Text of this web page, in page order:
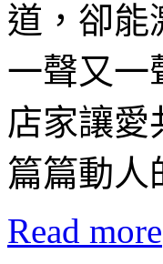
道，卻能
一聲又一
店家讓愛
篇篇動人
Read more